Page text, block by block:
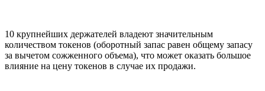
10 крупнейших держателей владеют значительным
количеством токенов (оборотный запас равен общему запасу
за вычетом сожженного объема), что может оказать большое
влияние на цену токенов в случае их продажи.